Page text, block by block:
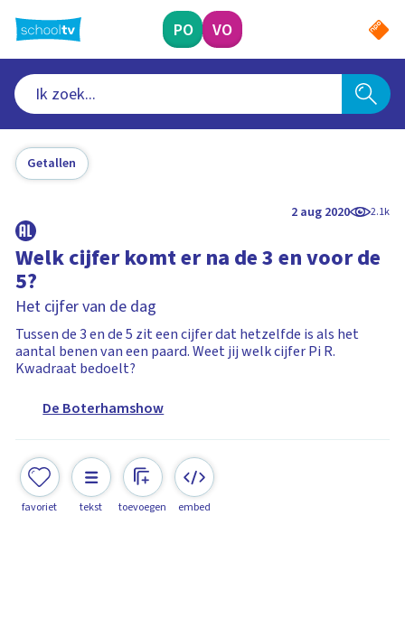
naar
hoofdinhoud
PO VO
Getallen
2 aug 2020 2.1k
Welk cijfer komt er na de 3 en voor de
5?
Het cijfer van de dag
Tussen de 3 en de 5 zit een cijfer dat hetzelfde is als het
aantal benen van een paard. Weet jij welk cijfer Pi R.
Kwadraat bedoelt?
De Boterhamshow
favoriet tekst toevoegen embed